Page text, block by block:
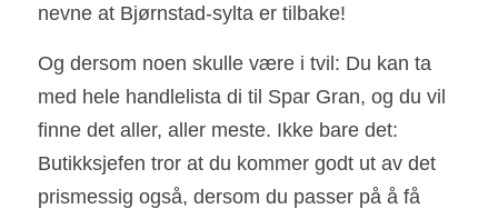
nevne at Bjørnstad-sylta er tilbake!
Og dersom noen skulle være i tvil: Du kan ta
med hele handlelista di til Spar Gran, og du vil
finne det aller, aller meste. Ikke bare det:
Butikksjefen tror at du kommer godt ut av det
prismessig også, dersom du passer på å få